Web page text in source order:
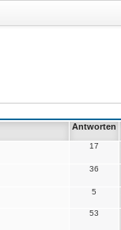
Antworten
17
36
5
53